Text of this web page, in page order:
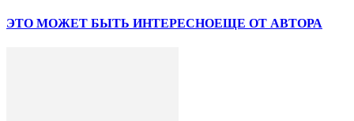
ЭТО МОЖЕТ БЫТЬ ИНТЕРЕСНОЕЩЕ ОТ АВТОРА